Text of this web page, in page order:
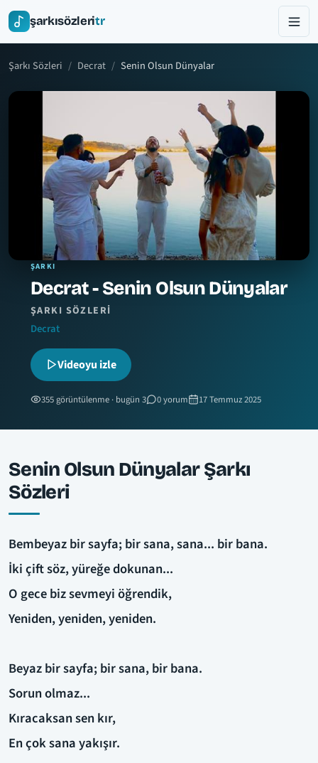
şarkısözleritr
Şarkı Sözleri Decrat Senin Olsun Dünyalar
ŞARKI
Decrat - Senin Olsun Dünyalar
ŞARKI SÖZLERI
Decrat
Videoyu izle
355 görüntülenme · bugün 3 0 yorum 17 Temmuz 2025
Senin Olsun Dünyalar Şarkı
Sözleri
Bembeyaz bir sayfa; bir sana, sana... bir bana.
İki çift söz, yüreğe dokunan...
O gece biz sevmeyi öğrendik,
Yeniden, yeniden, yeniden.
Beyaz bir sayfa; bir sana, bir bana.
Sorun olmaz...
Kıracaksan sen kır,
En çok sana yakışır.